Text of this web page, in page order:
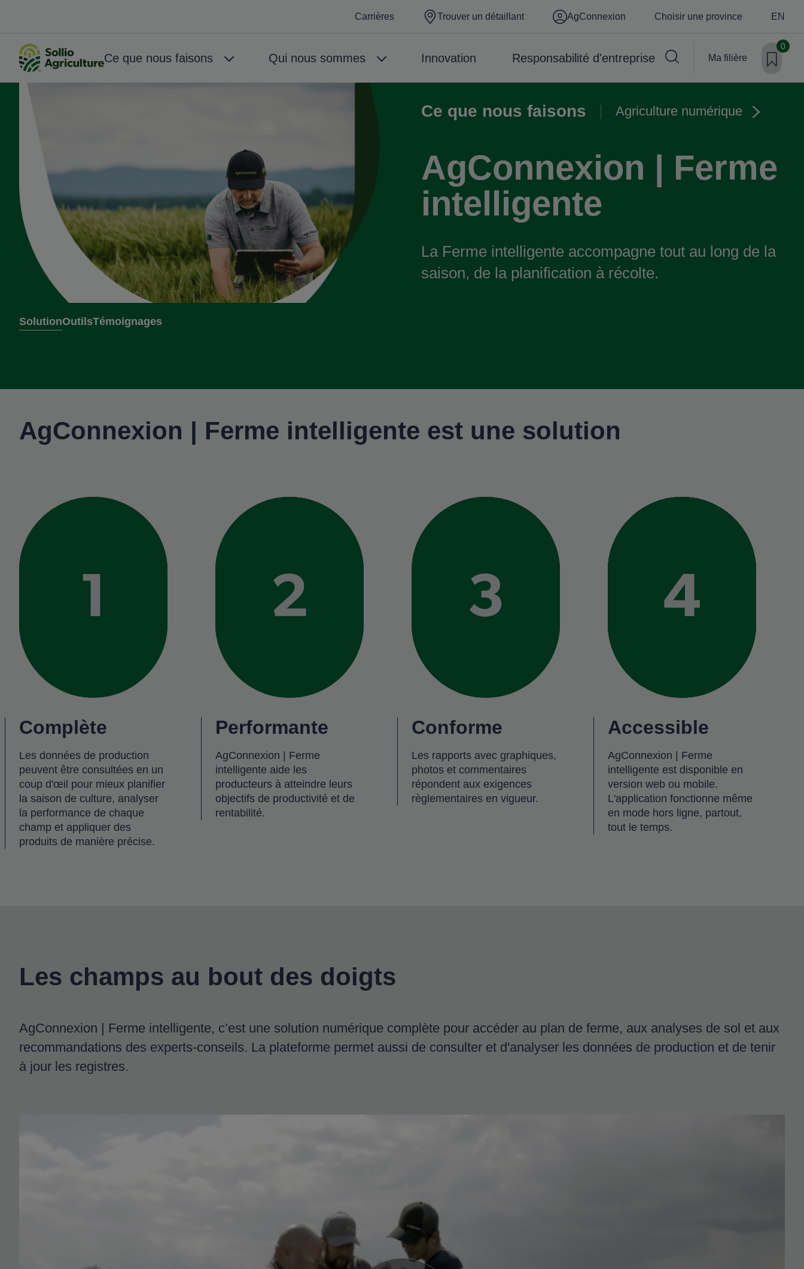
Carrières
Trouver un détaillant AgConnexion Choisir une province EN
Ce que nous faisons Qui nous sommes Innovation Responsabilité d'entreprise Ma filière
0
Fil d'Ariane
Ce que nous faisons Agriculture numérique
AgConnexion | Ferme
intelligente
La Ferme intelligente accompagne tout au long de la
saison, de la planification à récolte.
SolutionOutilsTémoignages
AgConnexion | Ferme intelligente est une solution
Complète
Les données de production
peuvent être consultées en un
coup d'œil pour mieux planifier
la saison de culture, analyser
la performance de chaque
champ et appliquer des
produits de manière précise.
Performante
AgConnexion | Ferme
intelligente aide les
producteurs à atteindre leurs
objectifs de productivité et de
rentabilité.
Conforme
Les rapports avec graphiques,
photos et commentaires
répondent aux exigences
règlementaires en vigueur.
Accessible
AgConnexion | Ferme
intelligente est disponible en
version web ou mobile.
L'application fonctionne même
en mode hors ligne, partout,
tout le temps.
Les champs au bout des doigts
AgConnexion | Ferme intelligente, c’est une solution numérique complète pour accéder au plan de ferme, aux analyses de sol et aux
recommandations des experts-conseils. La plateforme permet aussi de consulter et d'analyser les données de production et de tenir
à jour les registres.